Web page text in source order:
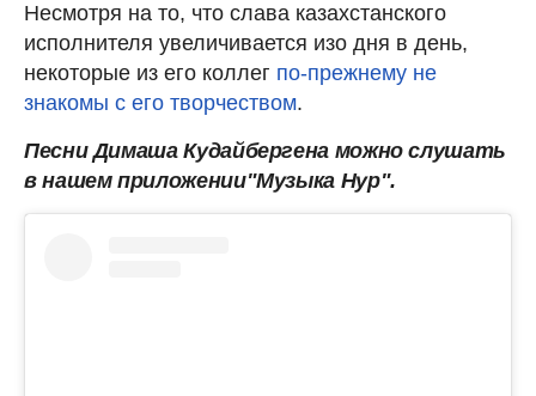
Несмотря на то, что слава казахстанского
исполнителя увеличивается изо дня в день,
некоторые из его коллег по-прежнему не
знакомы с его творчеством.
Песни Димаша Кудайбергена можно слушать
в нашем приложении"Музыка Нур".